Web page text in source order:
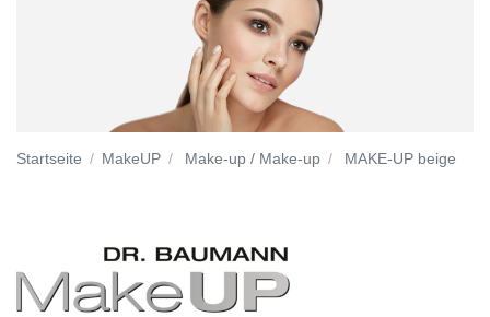
Startseite MakeUP Make-up / Make-up MAKE-UP beige